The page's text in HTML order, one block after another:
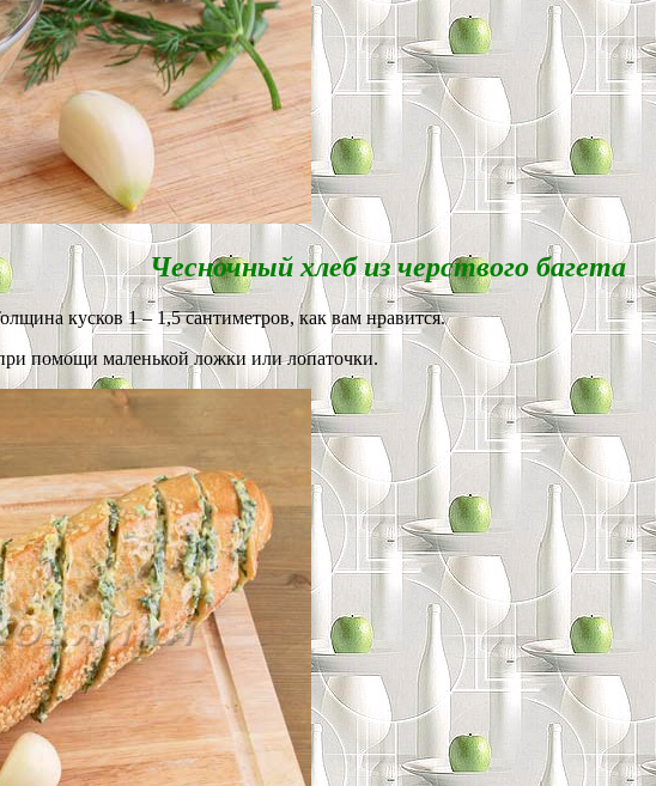
Чесночный хлеб из черствого багета
кусков 1 – 1,5 сантиметров, как вам нравится.
помощи маленькой ложки или лопаточки.